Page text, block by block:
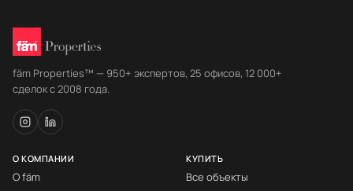
fäm Properties™ — 950+ экспертов, 25 офисов, 12 000+
сделок с 2008 года.
О КОМПАНИИ
О fäm
КУПИТЬ
Все объекты